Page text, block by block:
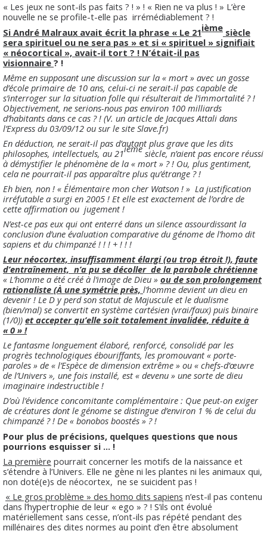
« Les jeux ne sont-ils pas faits ? ! » ! « Rien ne va plus ! » L’ère
nouvelle ne se profile-t-elle pas irrémédiablement ? !
Si André Malraux avait écrit la phrase « Le 21ième siècle
sera spirituel ou ne sera pas » et si « spirituel » signifiait
« néocortical », avait-il tort ? ! N’était-il pas
visionnaire ? !
Même en supposant une discussion sur la « mort » avec un gosse
d’école primaire de 10 ans, celui-ci ne serait-il pas capable de
s’interroger sur la situation folle qui résulterait de l’immortalité ? !
Objectivement, ne serions-nous pas environ 100 milliards
d’habitants dans ce cas ? ! (V. un article de Jacques Attali dans
l’Express du 03/09/12 ou sur le site Slave.fr)
En déduction, ne serait-il pas d’autant plus grave que les dits
philosophes, intellectuels, au 21ième siècle, n’aient pas encore réussi
à démystifier le phénomène de la « mort » ? ! Ou, plus gentiment,
cela ne pourrait-il pas apparaître plus qu’étrange ? !
Eh bien, non ! « Élémentaire mon cher Watson ! » La justification
irréfutable a surgi en 2005 ! Et elle est exactement de l’ordre de
cette affirmation ou jugement !
N’est-ce pas eux qui ont enterré dans un silence assourdissant la
conclusion d’une évaluation comparative du génome de l’homo dit
sapiens et du chimpanzé ! ! ! + ! ! !
Leur néocortex, insuffisamment élargi (ou trop étroit !), faute
d’entraînement, n’a pu se décoller de la parabole chrétienne
« L’homme a été créé à l’image de Dieu » ou de son prolongement
rationaliste (À une symétrie près, l’homme devient un dieu en
devenir ! Le D y perd son statut de Majuscule et le dualisme
(bien/mal) se convertit en système cartésien (vrai/faux) puis binaire
(1/0)) et accepter qu’elle soit totalement invalidée, réduite à
« 0 » !
Le fantasme longuement élaboré, renforcé, consolidé par les
progrès technologiques ébouriffants, les promouvant « porte-
paroles » de « l’Espèce de dimension extrême » ou « chefs-d’œuvre
de l’Univers », une fois installé, est « devenu » une sorte de dieu
imaginaire indestructible !
D’où l’évidence concomitante complémentaire : Que peut-on exiger
de créatures dont le génome se distingue d’environ 1 % de celui du
chimpanzé ? ! De « bonobos boostés » ? !
Pour plus de précisions, quelques questions que nous
pourrions esquisser si ... !
La première pourrait concerner les motifs de la naissance et
s’étendre à l’Univers. Elle ne gène ni les plantes ni les animaux qui,
non doté(e)s de néocortex, ne se suicident pas !
« Le gros problème » des homo dits sapiens n’est-il pas contenu
dans l’hypertrophie de leur « ego » ? ! S’ils ont évolué
matériellement sans cesse, n’ont-ils pas répété pendant des
millénaires des dites normes au point d’en être absolument